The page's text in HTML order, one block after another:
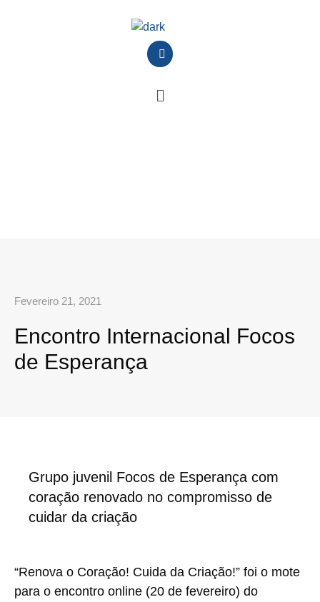
Fevereiro 21, 2021
Encontro Internacional Focos
de Esperança
Grupo juvenil Focos de Esperança com
coração renovado no compromisso de
cuidar da criação
“Renova o Coração! Cuida da Criação!” foi o mote
para o encontro online (20 de fevereiro) do